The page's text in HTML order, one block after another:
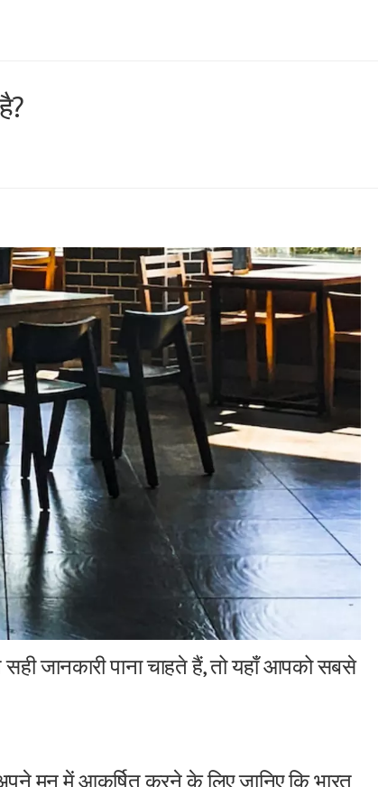
जानकारी पाना चाहते हैं, तो यहाँ आपको सबसे
मन में आकर्षित करने के लिए जानिए कि भारत